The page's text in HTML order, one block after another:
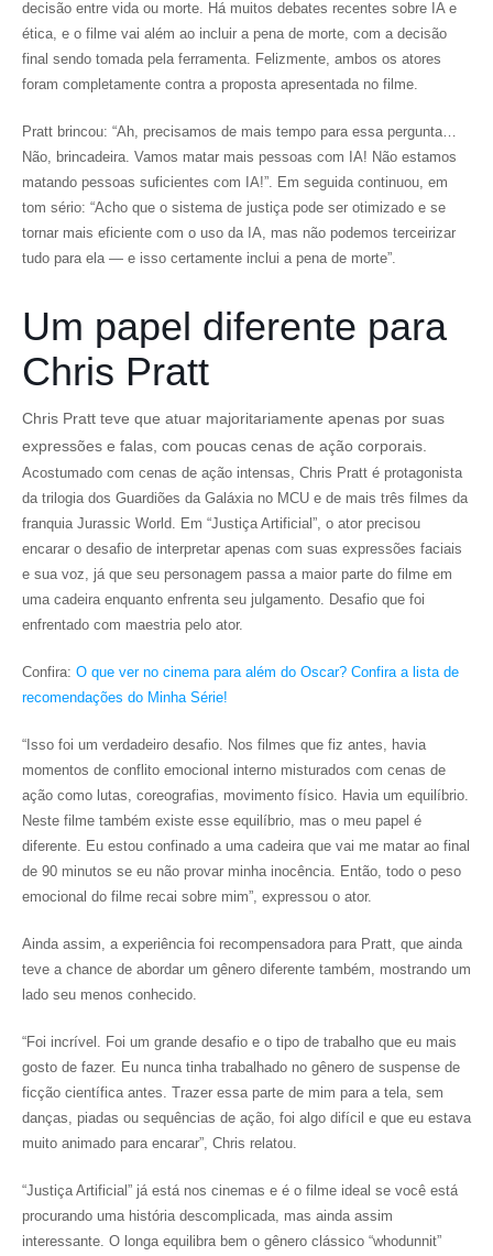
decisão entre vida ou morte. Há muitos debates recentes sobre IA e
ética, e o filme vai além ao incluir a pena de morte, com a decisão
final sendo tomada pela ferramenta. Felizmente, ambos os atores
foram completamente contra a proposta apresentada no filme.
Pratt brincou: “Ah, precisamos de mais tempo para essa pergunta…
Não, brincadeira. Vamos matar mais pessoas com IA! Não estamos
matando pessoas suficientes com IA!”. Em seguida continuou, em
tom sério: “Acho que o sistema de justiça pode ser otimizado e se
tornar mais eficiente com o uso da IA, mas não podemos terceirizar
tudo para ela — e isso certamente inclui a pena de morte”.
Um papel diferente para
Chris Pratt
Chris Pratt teve que atuar majoritariamente apenas por suas
expressões e falas, com poucas cenas de ação corporais.
Acostumado com cenas de ação intensas, Chris Pratt é protagonista
da trilogia dos Guardiões da Galáxia no MCU e de mais três filmes da
franquia Jurassic World. Em “Justiça Artificial”, o ator precisou
encarar o desafio de interpretar apenas com suas expressões faciais
e sua voz, já que seu personagem passa a maior parte do filme em
uma cadeira enquanto enfrenta seu julgamento. Desafio que foi
enfrentado com maestria pelo ator.
Confira: O que ver no cinema para além do Oscar? Confira a lista de
recomendações do Minha Série!
“Isso foi um verdadeiro desafio. Nos filmes que fiz antes, havia
momentos de conflito emocional interno misturados com cenas de
ação como lutas, coreografias, movimento físico. Havia um equilíbrio.
Neste filme também existe esse equilíbrio, mas o meu papel é
diferente. Eu estou confinado a uma cadeira que vai me matar ao final
de 90 minutos se eu não provar minha inocência. Então, todo o peso
emocional do filme recai sobre mim”, expressou o ator.
Ainda assim, a experiência foi recompensadora para Pratt, que ainda
teve a chance de abordar um gênero diferente também, mostrando um
lado seu menos conhecido.
“Foi incrível. Foi um grande desafio e o tipo de trabalho que eu mais
gosto de fazer. Eu nunca tinha trabalhado no gênero de suspense de
ficção científica antes. Trazer essa parte de mim para a tela, sem
danças, piadas ou sequências de ação, foi algo difícil e que eu estava
muito animado para encarar”, Chris relatou.
“Justiça Artificial” já está nos cinemas e é o filme ideal se você está
procurando uma história descomplicada, mas ainda assim
interessante. O longa equilibra bem o gênero clássico “whodunnit”